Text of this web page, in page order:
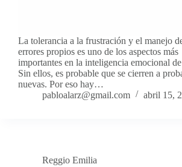
La tolerancia a la frustración y el manejo
errores propios es uno de los aspectos más
importantes en la inteligencia emocional
Sin ellos, es probable que se cierren a
nuevas. Por eso hay…
pabloalarz@gmail.com
abril 15,
Reggio Emilia